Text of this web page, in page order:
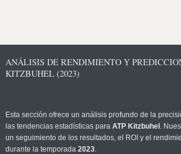
ANÁLISIS DE RENDIMIENTO Y
KITZBUHEL (2023)
Esta sección ofrece un análisis profundo de la
las tendencias estadísticas para ATP Kitzbuhel .
un seguimiento de los resultados, el ROI y el
durante la temporada 2023.